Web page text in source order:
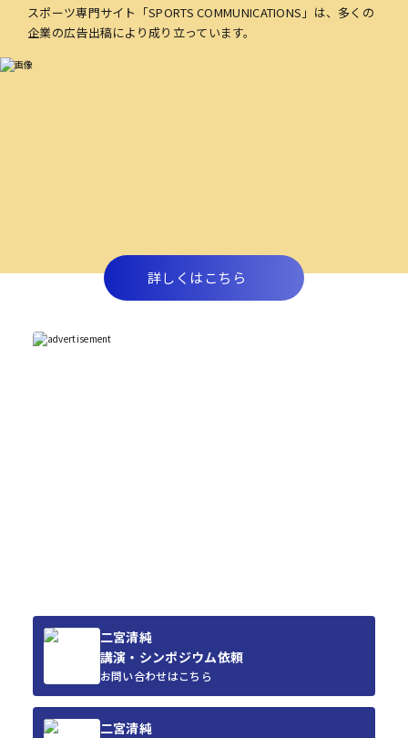
スポーツ専門サイト「SPORTS COMMUNICATIONS」は、多くの
企業の広告出稿により成り立っています。
詳しくはこちら
二宮清純
講演・シンポジウム依頼
お問い合わせはこちら
二宮清純